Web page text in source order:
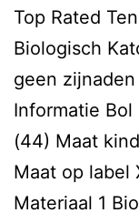
Top Rated
Biologisch
geen
Informatie Bol
(44) Maat
Maat op label
Materiaal 1